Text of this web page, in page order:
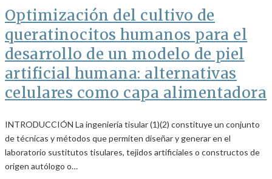
Optimización del cultivo de
queratinocitos humanos para el
desarrollo de un modelo de piel
artificial humana: alternativas
celulares como capa alimentadora
INTRODUCCIÓN La ingeniería tisular (1)(2) constituye un conjunto
de técnicas y métodos que permiten diseñar y generar en el
laboratorio sustitutos tisulares, tejidos artificiales o constructos de
origen autólogo o…